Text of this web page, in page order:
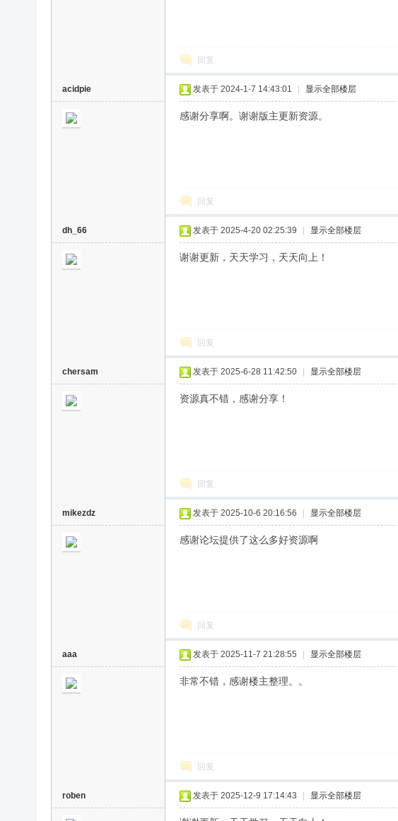
回复
acidpie 发表于 2024-1-7 14:43:01 显示全部楼层
感谢分享啊。谢谢版主更新资源。
回复
dh_66 发表于 2025-4-20 02:25:39 显示全部楼层
谢谢更新，天天学习，天天向上！
回复
chersam 发表于 2025-6-28 11:42:50 显示全部楼层
资源真不错，感谢分享！
回复
mikezdz 发表于 2025-10-6 20:16:56 显示全部楼层
感谢论坛提供了这么多好资源啊
回复
aaa 发表于 2025-11-7 21:28:55 显示全部楼层
非常不错，感谢楼主整理。。
回复
roben 发表于 2025-12-9 17:14:43 显示全部楼层